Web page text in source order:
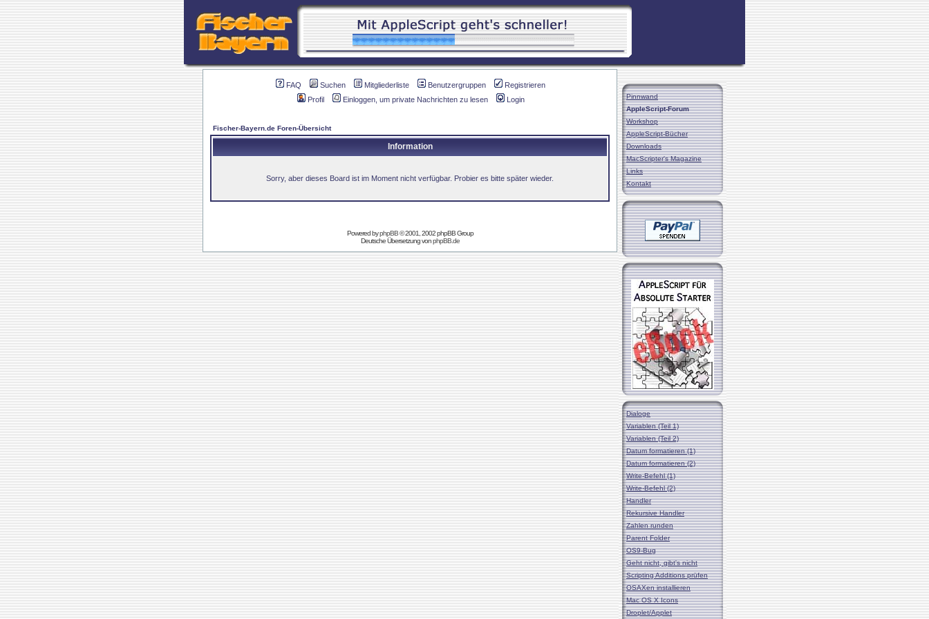
FAQ Suchen Mitgliederliste Benutzergruppen
Registrieren
Profil
Einloggen, um private Nachrichten zu lesen Login
Fischer-Bayern.de Foren-Übersicht
Information
Sorry, aber dieses Board ist im Moment nicht verfügbar. Probier es bitte später wieder.
Powered byphpBB© 2001, 2002 phpBB Group
Deutsche Übersetzung vonphpBB.de
Pinnwand
AppleScript-Forum
Workshop
AppleScript-Bücher
Downloads
MacScripter's Magazine
Links
Kontakt
Dialoge
Variablen (Teil 1)
Variablen (Teil 2)
Datum formatieren (1)
Datum formatieren (2)
Write-Befehl (1)
Write-Befehl (2)
Handler
Rekursive Handler
Zahlen runden
Parent Folder
OS9-Bug
Geht nicht, gibt's nicht
Scripting Additions prüfen
OSAXen installieren
Mac OS X Icons
Droplet/Applet